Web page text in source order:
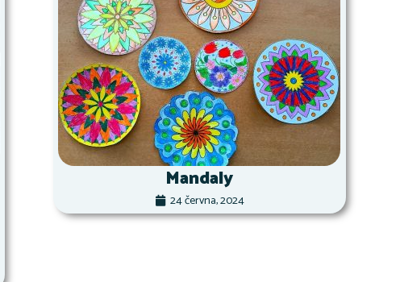
Mandaly
24 června, 2024